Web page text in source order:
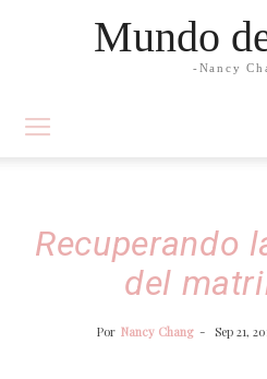
Mundo
-Nancy
Recuperando
del
Por Nancy Chang - Sep 21,